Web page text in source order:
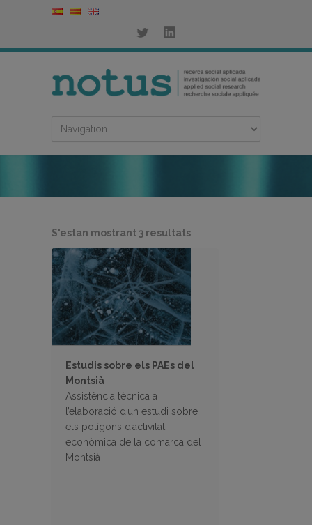
S'estan mostrant 3 resultatsOrdenat
per
recent
Estudis sobre els PAEs del
Montsià
Assistència tècnica a
l’elaboració d’un estudi sobre
els polígons d’activitat
econòmica de la comarca del
Montsià